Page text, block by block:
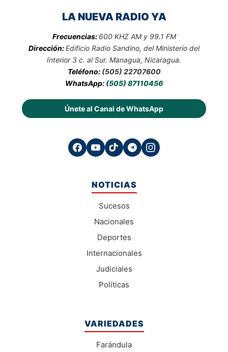
LA NUEVA RADIO YA
Frecuencias: 600 KHZ AM y 99.1 FM
Dirección:Edificio Radio Sandino, del Ministerio del
Interior 3 c. al Sur. Managua, Nicaragua.
Teléfono: (505) 22707600
WhatsApp: (505) 87110456
Únete al Canal de WhatsApp
NOTICIAS
Sucesos
Nacionales
Deportes
Internacionales
Judiciales
Políticas
VARIEDADES
Farándula